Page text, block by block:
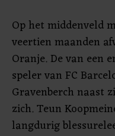
Op het middenveld
veertien maanden
Oranje. De van een
speler van FC
Gravenberch naast
zich. Teun
langdurig